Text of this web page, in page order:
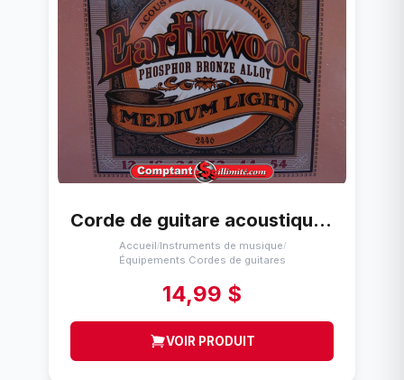
Corde de guitare acoustique (12-54) Ernie Ball 2446
Accueil/Instruments de musique/
Équipements Cordes de guitares
14,99 $
VOIR PRODUIT